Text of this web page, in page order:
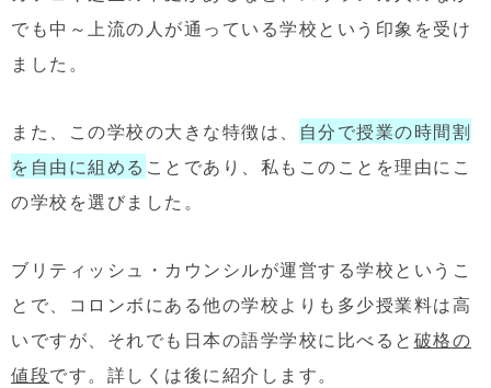
でも中～上流の人が通っている学校という印象を受け
ました。
また、この学校の大きな特徴は、
自分で授業の時間割
を自由に組める ことであり、私もこのことを理由にこ
の学校を選びました。
ブリティッシュ・カウンシルが運営する学校というこ
とで、コロンボにある他の学校よりも多少授業料は高
いですが、それでも日本の語学学校に比べると 破格の
値段です。詳しくは後に紹介します。